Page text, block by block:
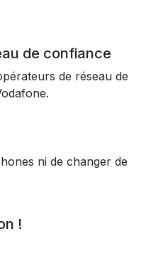
de confiance
de réseau de
ni de changer de
!